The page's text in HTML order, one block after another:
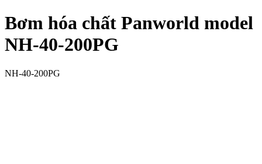
Bơm hóa chất Panworld model
NH-40-200PG
NH-40-200PG